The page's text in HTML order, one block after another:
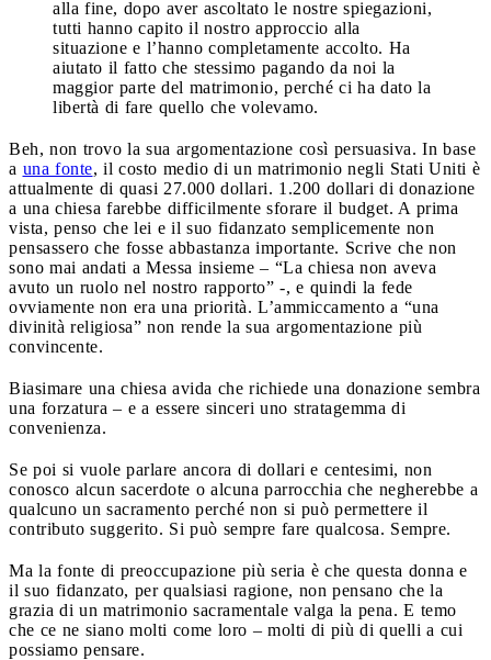
alla fine, dopo aver ascoltato le nostre spiegazioni,
tutti hanno capito il nostro approccio alla
situazione e l’hanno completamente accolto. Ha
aiutato il fatto che stessimo pagando da noi la
maggior parte del matrimonio, perché ci ha dato la
libertà di fare quello che volevamo.
Beh, non trovo la sua argomentazione così persuasiva. In base
a una fonte, il costo medio di un matrimonio negli Stati Uniti è
attualmente di quasi 27.000 dollari. 1.200 dollari di donazione
a una chiesa farebbe difficilmente sforare il budget. A prima
vista, penso che lei e il suo fidanzato semplicemente non
pensassero che fosse abbastanza importante. Scrive che non
sono mai andati a Messa insieme – “La chiesa non aveva
avuto un ruolo nel nostro rapporto” -, e quindi la fede
ovviamente non era una priorità. L’ammiccamento a “una
divinità religiosa” non rende la sua argomentazione più
convincente.
Biasimare una chiesa avida che richiede una donazione sembra
una forzatura – e a essere sinceri uno stratagemma di
convenienza.
Se poi si vuole parlare ancora di dollari e centesimi, non
conosco alcun sacerdote o alcuna parrocchia che negherebbe a
qualcuno un sacramento perché non si può permettere il
contributo suggerito. Si può sempre fare qualcosa. Sempre.
Ma la fonte di preoccupazione più seria è che questa donna e
il suo fidanzato, per qualsiasi ragione, non pensano che la
grazia di un matrimonio sacramentale valga la pena. E temo
che ce ne siano molti come loro – molti di più di quelli a cui
possiamo pensare.